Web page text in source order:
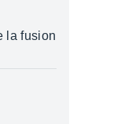
la fusion